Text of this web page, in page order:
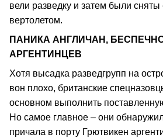
вели разведку и затем были сняты
вертолетом.
ПАНИКА АНГЛИЧАН,
АРГЕНТИНЦЕВ
Хотя высадка разведгрупп на
вон плохо, британские
основном выполнить
Но самое главное – они
причала в порту Грютвикен